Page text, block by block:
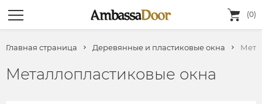
(0)
Главная страница Деревянные и пластиковые окна
Металлопластиковые окна